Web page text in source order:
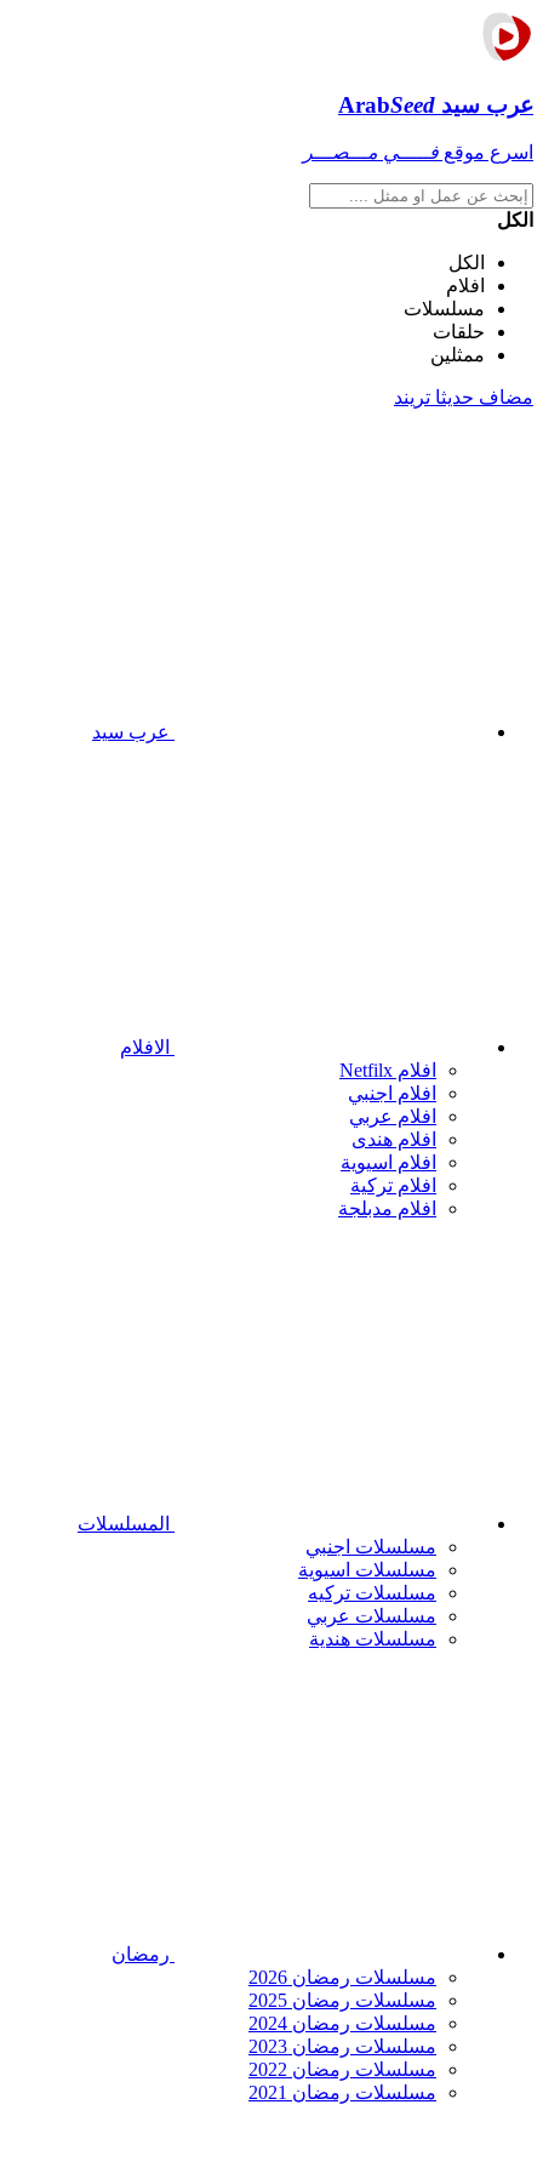
عرب سيد ArabSeed
اسرع موقع فـــــي مـــصـــر
الكل
الكل
افلام
مسلسلات
حلقات
ممثلين
مضاف حديثا تريند
عرب سيد
الافلام
افلام Netfilx
افلام اجنبي
افلام عربي
افلام هندى
افلام اسيوية
افلام تركية
افلام مدبلجة
المسلسلات
مسلسلات اجنبي
مسلسلات اسيوية
مسلسلات تركيه
مسلسلات عربي
مسلسلات هندية
رمضان
مسلسلات رمضان 2026
مسلسلات رمضان 2025
مسلسلات رمضان 2024
مسلسلات رمضان 2023
مسلسلات رمضان 2022
مسلسلات رمضان 2021